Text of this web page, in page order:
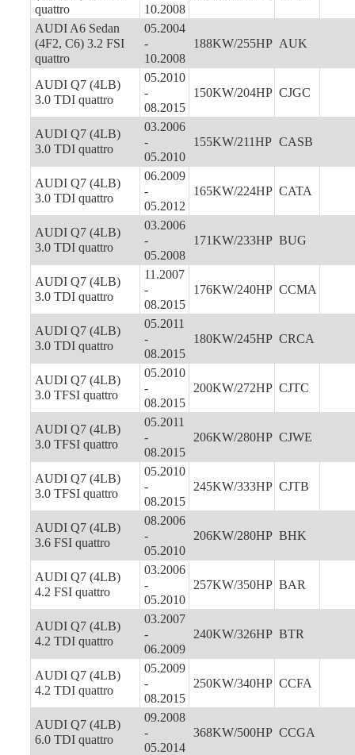
quattro
10.2008
AUDI A6 Sedan
(4F2, C6) 3.2 FSI
quattro
05.2004
-
10.2008
188KW/255HP AUK
AUDI Q7 (4LB)
3.0 TDI quattro
05.2010
-
08.2015
150KW/204HP CJGC
AUDI Q7 (4LB)
3.0 TDI quattro
03.2006
-
05.2010
155KW/211HP CASB
AUDI Q7 (4LB)
3.0 TDI quattro
06.2009
-
05.2012
165KW/224HP CATA
AUDI Q7 (4LB)
3.0 TDI quattro
03.2006
-
05.2008
171KW/233HP BUG
AUDI Q7 (4LB)
3.0 TDI quattro
11.2007
-
08.2015
176KW/240HP CCMA
AUDI Q7 (4LB)
3.0 TDI quattro
05.2011
-
08.2015
180KW/245HP CRCA
AUDI Q7 (4LB)
3.0 TFSI quattro
05.2010
-
08.2015
200KW/272HP CJTC
AUDI Q7 (4LB)
3.0 TFSI quattro
05.2011
-
08.2015
206KW/280HP CJWE
AUDI Q7 (4LB)
3.0 TFSI quattro
05.2010
-
08.2015
245KW/333HP CJTB
AUDI Q7 (4LB)
3.6 FSI quattro
08.2006
-
05.2010
206KW/280HP BHK
AUDI Q7 (4LB)
4.2 FSI quattro
03.2006
-
05.2010
257KW/350HP BAR
AUDI Q7 (4LB)
4.2 TDI quattro
03.2007
-
06.2009
240KW/326HP BTR
AUDI Q7 (4LB)
4.2 TDI quattro
05.2009
-
08.2015
250KW/340HP CCFA
AUDI Q7 (4LB)
6.0 TDI quattro
09.2008
-
05.2014
368KW/500HP CCGA